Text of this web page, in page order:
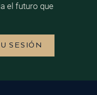
el futuro que
SESIÓN